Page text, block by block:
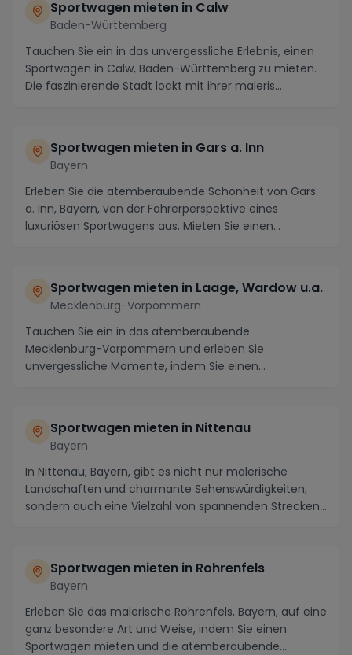
Sportwagen mieten in Calw
Baden-Württemberg
Tauchen Sie ein in das unvergessliche Erlebnis, einen
Sportwagen in Calw, Baden-Württemberg zu mieten.
Die faszinierende Stadt lockt mit ihrer maleris...
Sportwagen mieten in Gars a. Inn
Bayern
Erleben Sie die atemberaubende Schönheit von Gars
a. Inn, Bayern, von der Fahrerperspektive eines
luxuriösen Sportwagens aus. Mieten Sie einen
Sportwagen mieten in Laage, Wardow u.a.
Mecklenburg-Vorpommern
Tauchen Sie ein in das atemberaubende
Mecklenburg-Vorpommern und erleben Sie
unvergessliche Momente, indem Sie einen
Sportwagen mieten in Nittenau
Bayern
In Nittenau, Bayern, gibt es nicht nur malerische
Landschaften und charmante Sehenswürdigkeiten,
sondern auch eine Vielzahl von spannenden Strecken
Sportwagen mieten in Rohrenfels
Bayern
Erleben Sie das malerische Rohrenfels, Bayern, auf eine
ganz besondere Art und Weise, indem Sie einen
Sportwagen mieten und die atemberaubende